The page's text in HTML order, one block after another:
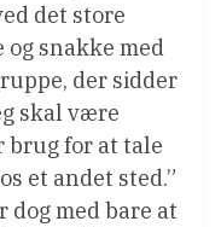
det store
og snakke med
der sidder
skal være
brug for at tale
et andet sted.”
dog med bare at